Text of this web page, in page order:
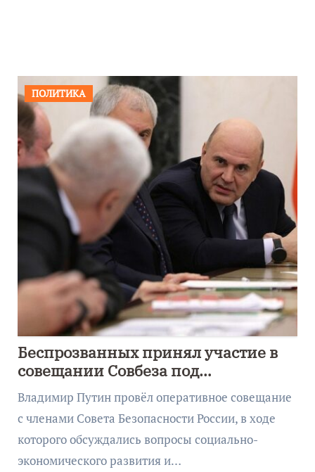
ПОЛИТИКА
Беспрозванных принял участие в
совещании Совбеза под
руководством Путина
Владимир Путин провёл оперативное совещание
с членами Совета Безопасности России, в ходе
которого обсуждались вопросы социально-
экономического развития и…